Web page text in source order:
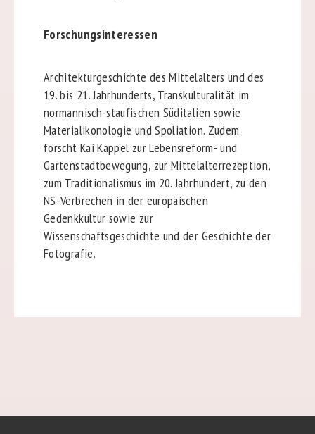
Forschungsinteressen
Architekturgeschichte des Mittelalters und des
19. bis 21. Jahrhunderts, Transkulturalität im
normannisch-staufischen Süditalien sowie
Materialikonologie und Spoliation. Zudem
forscht Kai Kappel zur Lebensreform- und
Gartenstadtbewegung, zur Mittelalterrezeption,
zum Traditionalismus im 20. Jahrhundert, zu den
NS-Verbrechen in der europäischen
Gedenkkultur sowie zur
Wissenschaftsgeschichte und der Geschichte der
Fotografie.